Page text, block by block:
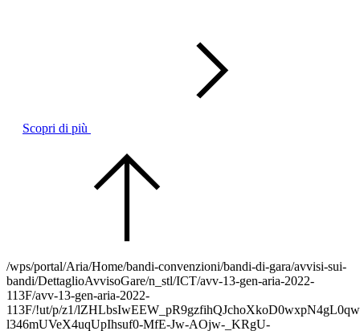
Scopri di più
/wps/portal/Aria/Home/bandi-convenzioni/bandi-di-gara/avvisi-sui-
bandi/DettaglioAvvisoGare/n_stl/ICT/avv-13-gen-aria-2022-
113F/avv-13-gen-aria-2022-
113F/!ut/p/z1/
l346mUVeX4uqUpIhsuf0-MfE-Jw-AOjw-_KRgU-